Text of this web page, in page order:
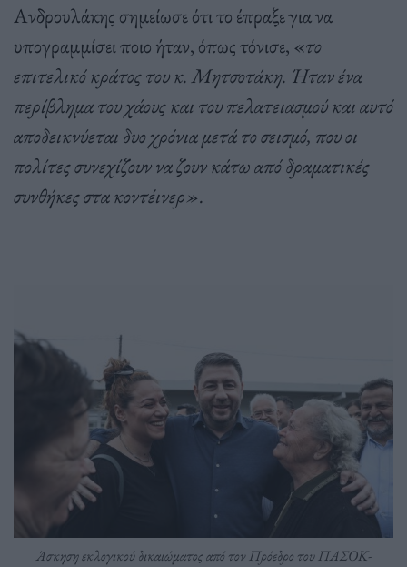
Ανδρουλάκης σημείωσε ότι το έπραξε για να
υπογραμμίσει ποιο ήταν, όπως τόνισε, «το
επιτελικό κράτος του κ. Μητσοτάκη. Ήταν ένα
περίβλημα του χάους και του πελατειασμού και αυτό
αποδεικνύεται δυο χρόνια μετά το σεισμό, που οι
πολίτες συνεχίζουν να ζουν κάτω από δραματικές
συνθήκες στα κοντέινερ».
Άσκηση εκλογικού δικαιώματος από τον Πρόεδρο του ΠΑΣΟΚ-